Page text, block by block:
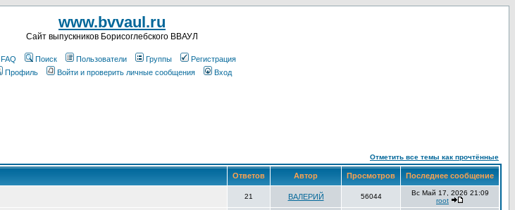
www.bvvaul.ru
Cайт выпускников Борисоглебского ВВАУЛ
FAQ Поиск Пользователи Группы
Регистрация
Профиль
Войти и проверить личные сообщения Вход
Отметить все темы как прочтённые
Ответов Автор Просмотров Последнее сообщение
21 ВАЛЕРИЙ 56044
Вс Май 17, 2026 21:09
root